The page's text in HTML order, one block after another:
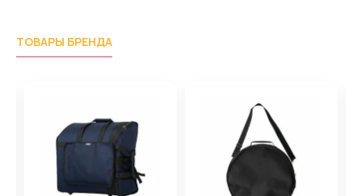
ТОВАРЫ БРЕНДА